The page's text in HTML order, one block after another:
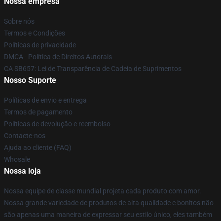
Sobre nós
Termos e Condições
Políticas de privacidade
DMCA - Política de Direitos Autorais
CA SB657: Lei de Transparência de Cadeia de Suprimentos
Nosso Suporte
Políticas de envio e entrega
Termos de pagamento
Políticas de devolução e reembolso
Contacte-nos
Ajuda ao cliente (FAQ)
Whosale
Nossa loja
Nossa equipe de classe mundial projeta cada produto com amor.
Nossa grande variedade de produtos de alta qualidade e bonitos não
são apenas uma maneira de expressar seu estilo único, eles também